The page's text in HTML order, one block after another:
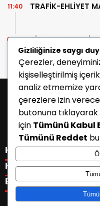
TRAFİK-EHLİYET
11:40
BİR AHMET TELLİ
07:30
KATEGORİLER
Menü seçimi yapın. WP-
sayfasından menü
KISAYOLLAR
Menü seçimi yapın. WP-
sayfasından menü
E-BÜLTEN
Gizliliğinize saygı
Çerezler,
kişiselleştirilmiş
analiz etmemize
çerezlere izin
butonuna
için Tümünü Kabul
Tümünü Reddet